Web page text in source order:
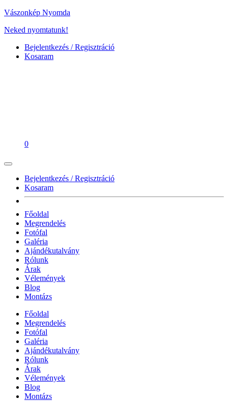
Vászonkép Nyomda
Neked nyomtatunk!
Bejelentkezés / Regisztráció
Kosaram
0
Bejelentkezés / Regisztráció
Kosaram
Főoldal
Megrendelés
Fotófal
Galéria
Ajándékutalvány
Rólunk
Árak
Vélemények
Blog
Montázs
Főoldal
Megrendelés
Fotófal
Galéria
Ajándékutalvány
Rólunk
Árak
Vélemények
Blog
Montázs